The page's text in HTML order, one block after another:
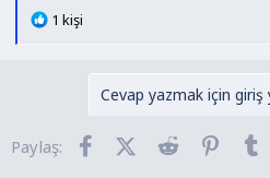
T
e
1 kişi
Cevap yazmak için giriş
Paylaş: FacebookX (Twitter)
Reddit